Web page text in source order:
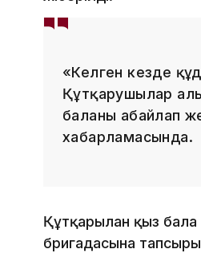
«Келген кезде
Құтқарушылар
баланы абайлап
хабарламасында.
Құтқарылған қыз
бригадасына